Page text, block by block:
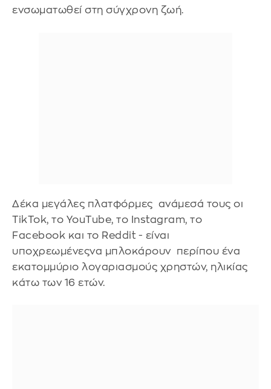
ενσωματωθεί στη σύγχρονη ζωή.
Δέκα μεγάλες πλατφόρμες ανάμεσά τους οι
TikTok, το YouTube, το Instagram, το
Facebook και το Reddit - είναι
υποχρεωμένεςνα μπλοκάρουν περίπου ένα
εκατομμύριο λογαριασμούς χρηστών, ηλικίας
κάτω των 16 ετών.